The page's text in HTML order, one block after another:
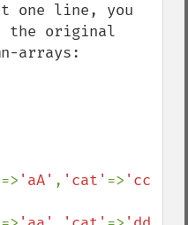
one line, you
the original
arrays:
=> 'aA' , 'cat' => 'cc'